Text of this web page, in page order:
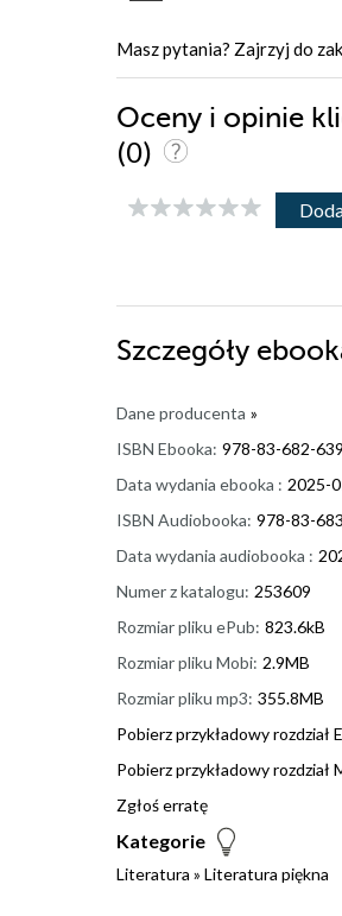
Masz pytania? Zajrzyj do
Oceny i opinie
(0)
Szczegóły
Dane producenta »
ISBN Ebooka: 978-83-682-
Data wydania ebooka : 2025-
ISBN Audiobooka: 978-83-
Data wydania audiobooka :
Numer z katalogu: 253609
Rozmiar pliku ePub: 823.6kB
Rozmiar pliku Mobi: 2.9MB
Rozmiar pliku mp3: 355.8MB
Pobierz przykładowy rozdział
Pobierz przykładowy rozdział
Zgłoś erratę
Kategorie
Literatura » Literatura piękna